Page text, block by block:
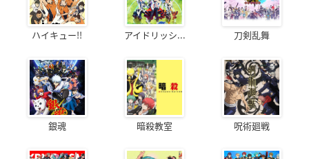
ハイキュー!! アイドリッシ... 刀剣乱舞
銀魂 暗殺教室 呪術廻戦